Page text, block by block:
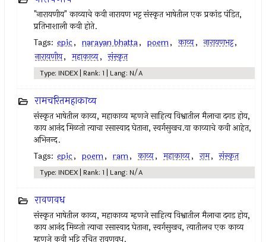
"नारायणीय" काव्याचे कवी नारायण भट्ट संस्कृत भाषेतील एक प्रकांड पंडित,
प्रतिभाशाली कवी होते.
Tags: epic, narayan bhatta, poem, काव्य, नारायणभट्ट,
नारायणीय, महाकाव्य, संस्कृत
Type: INDEX | Rank: 1 | Lang: N/A
रामचरितमहाकाव्य
संस्कृत भाषेतील काव्य, महाकाव्य म्हणजे साहित्य विश्वातील मैलाचा दगड होय,
काय आनंद मिळतो त्याचा रसास्वाद घेताना, स्वर्गसुखच.या काव्याचे कवी आहेत,
अभिनन्द.
Tags: epic, poem, ram, काव्य, महाकाव्य, राम, संस्कृत
Type: INDEX | Rank: 1 | Lang: N/A
रावणवध
संस्कृत भाषेतील काव्य, महाकाव्य म्हणजे साहित्य विश्वातील मैलाचा दगड होय,
काय आनंद मिळतो त्याचा रसास्वाद घेताना, स्वर्गसुखच, त्यातीलच एक काव्य
म्हणजे कवी भट्टि रचित रावणवध.